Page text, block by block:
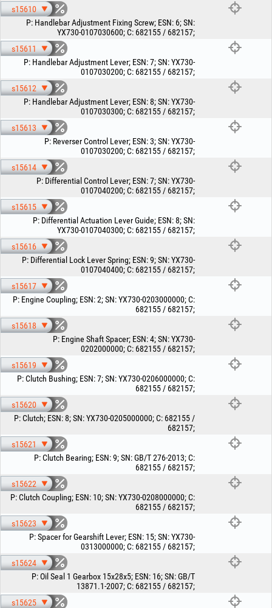
s15610
P: Handlebar Adjustment Fixing Screw; ESN: 6;SN:
YX730-0107030600;C: 682155 / 682157;
s15611
P: Handlebar Adjustment Lever; ESN:7;SN:YX730-
0107030200;C: 682155 / 682157;
s15612
P: Handlebar Adjustment Lever; ESN:8;SN:YX730-
0107030300;C: 682155 / 682157;
s15613
P: Reverser Control Lever; ESN:3;SN:YX730-
0107030200;C: 682155 / 682157;
s15614
P: Differential Control Lever; ESN:7;SN:YX730-
0107040200;C: 682155 / 682157;
s15615
P: Differential Actuation Lever Guide; ESN:8;SN:
YX730-0107040300;C: 682155 / 682157;
s15616
P: Differential Lock Lever Spring; ESN:9;SN:YX730-
0107040400;C: 682155 / 682157;
s15617
P: Engine Coupling; ESN:2;SN:YX730-0203000000;C:
682155 / 682157;
s15618
P: Engine Shaft Spacer; ESN:4;SN:YX730-
0202000000;C: 682155 / 682157;
s15619
P:Clutch Bushing; ESN:7;SN:YX730-0206000000;C:
682155 / 682157;
s15620
P:Clutch; ESN:8;SN:YX730-0205000000;C: 682155 /
682157;
s15621
P:Clutch Bearing; ESN:9;SN:GB/T 276-2013;C:
682155 / 682157;
s15622
P:Clutch Coupling; ESN: 10;SN:YX730-0208000000;C:
682155 / 682157;
s15623
P:Spacer for Gearshift Lever; ESN: 15;SN:YX730-
0313000000;C: 682155 / 682157;
s15624
P:Oil Seal 1 Gearbox 15x28x5; ESN: 16;SN:GB/T
13871.1-2007;C: 682155 / 682157;
s15625